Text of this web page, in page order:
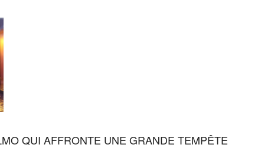
QUI AFFRONTE UNE GRANDE TEMPÊTE